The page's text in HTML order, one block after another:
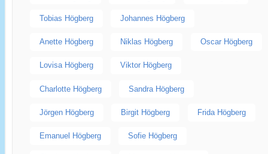
Tobias Högberg Johannes Högberg
Anette Högberg Niklas Högberg Oscar Högberg
Lovisa Högberg Viktor Högberg
Charlotte Högberg Sandra Högberg
Jörgen Högberg Birgit Högberg Frida Högberg
Emanuel Högberg Sofie Högberg